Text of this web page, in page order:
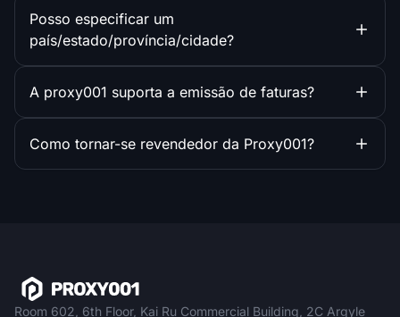
Posso especificar um
país/estado/província/cidade?
A proxy001 suporta a emissão de faturas?
Como tornar-se revendedor da Proxy001?
Room 602, 6th Floor, Kai Ru Commercial Building, 2C Argyle